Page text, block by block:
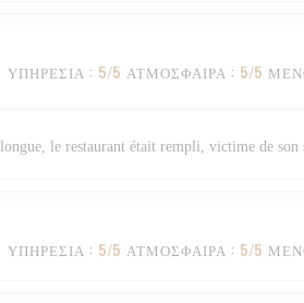
ΥΠΗΡΕΣΊΑ : 5/5 ΑΤΜΌΣΦΑΙΡΑ : 5/5
le restaurant était rempli, victime de son
ΥΠΗΡΕΣΊΑ : 5/5 ΑΤΜΌΣΦΑΙΡΑ : 5/5